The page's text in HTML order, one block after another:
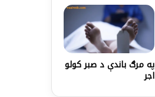
په مرګ باندې د صبر کولو
اجر